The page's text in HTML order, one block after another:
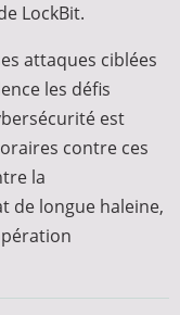
LockBit.
attaques ciblées
les défis
est
contre ces
la
de longue haleine,